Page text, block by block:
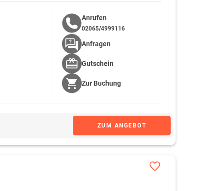
ZUM ANGEBOT
Anrufen
02065/4999116
Anfragen
Gutschein
Zur Buchung